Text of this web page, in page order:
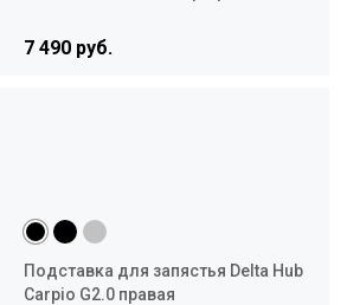
7 490 руб.
Подставка для запястья Delta Hub
Carpio G2.0 правая